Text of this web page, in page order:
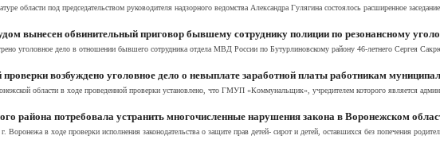
области под председательством руководителя надзорного ведомства Александра Гулягина состоялось расширенное
вынесен обвинительный приговор бывшему сотруднику полиции по резонансному
уголовное дело в отношении бывшего сотрудника отдела МВД России по Бутурлиновскому району 46-летнего Сергея
возбуждено уголовное дело о невыплате заработной платы работникам
области в ходе проведенной проверки установлено, что ГМУП «Коммунальщик», учредителем которого является
района потребовала устранить многочисленные нарушения закона в Воронежском
Воронежа в ходе проверки исполнения законодательства о защите прав детей- сирот и детей, оставшихся без попечения